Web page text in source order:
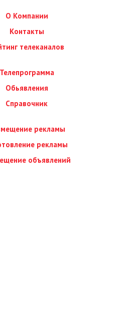
О Компании
Контакты
телеканалов
Телепрограмма
Обьявления
Справочник
рекламы
рекламы
объявлений